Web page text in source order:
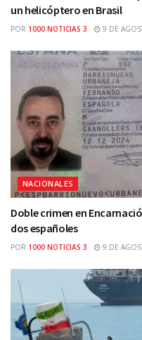
un helicóptero en Brasil
POR 1000 NOTICIAS 3 9 DE
NACIONALES
Doble crimen en
dos españoles
POR 1000 NOTICIAS 3 9 DE